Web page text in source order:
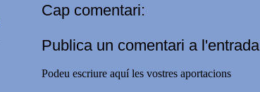
Cap comentari:
Publica un comentari a l'entrada
Podeu escriure aquí les vostres aportacions